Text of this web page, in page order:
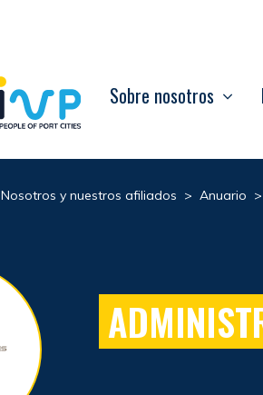
Sobre nosotros
Nosotros y nuestros afiliados > Anuario >